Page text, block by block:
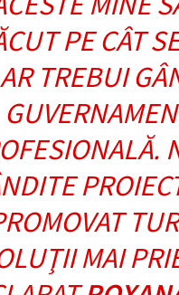
PE CÂT
AR TREBUI
MAI